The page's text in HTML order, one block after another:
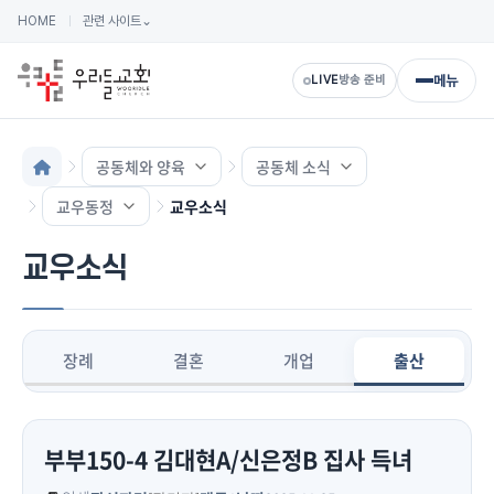
HOME 관련 사이트⌄
LIVE방송 준비 메뉴
공동체와 양육
공동체 소식
교우동정
교우소식
교우소식
장례 결혼 개업 출산
부부150-4 김대현A/신은정B 집사 득녀